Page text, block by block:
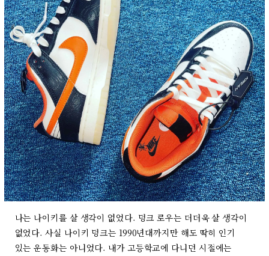
나는 나이키를 살 생각이 없었다. 덩크 로우는 더더욱 살 생각이
없었다. 사실 나이키 덩크는 1990년대까지만 해도 딱히 인기
있는 운동화는 아니었다. 내가 고등학교에 다니던 시절에는